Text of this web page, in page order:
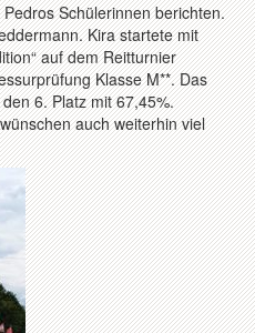
Schülerinnen berichten.
Kira startete mit
auf dem Reitturnier
Klasse M**. Das
6. Platz mit 67,45%.
auch weiterhin viel